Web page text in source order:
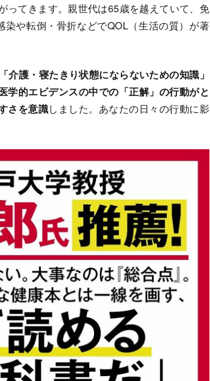
てきます。親世代は65歳を越えていて、免
や転倒・骨折などでQOL（生活の質）が著
介護・寝たきり状態にならないための知識」
学的エビデンスの中での「正解」の行動がと
さを意識しました。あなたの日々の行動に影